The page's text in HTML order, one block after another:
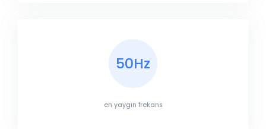
50Hz
en yaygın frekans